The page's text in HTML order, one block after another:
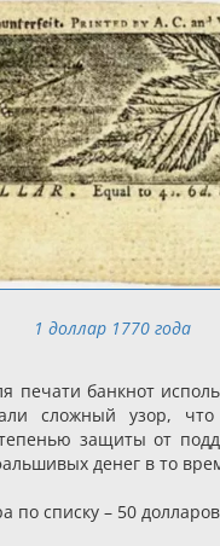
1 доллар 1770 года
печати банкнот
сложный узор,
защиты от
денег в то
списку – 50